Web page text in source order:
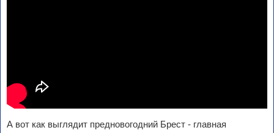
А вот как выглядит предновогодний Брест - главная